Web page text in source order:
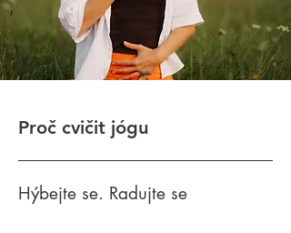
Proč cvičit jógu
Hýbejte se. Radujte se